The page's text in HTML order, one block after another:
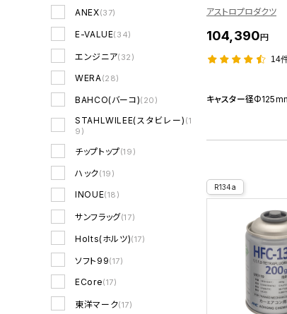
ANEX(37)
E-VALUE(34)
エンジニア(32)
WERA(28)
BAHCO(バーコ)(20)
STAHLWILEE(スタビレー) (1
9)
チップトップ(19)
ハック(19)
INOUE(18)
サンフラッグ(17)
Holts(ホルツ)(17)
ソフト99(17)
ECore(17)
東洋マーク(17)
アストロプロダクツ
104,390円
14
キャスター径
R134a